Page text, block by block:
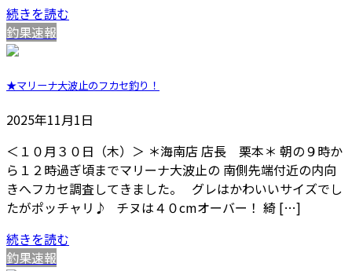
続きを読む
釣果速報
★マリーナ大波止のフカセ釣り！
2025年11月1日
＜１０月３０日（木）＞ ＊海南店 店長 栗本＊ 朝の９時か
ら１２時過ぎ頃までマリーナ大波止の 南側先端付近の内向
きへフカセ調査してきました。 グレはかわいいサイズでし
たがポッチャリ♪ チヌは４０cmオーバー！ 綺 […]
続きを読む
釣果速報